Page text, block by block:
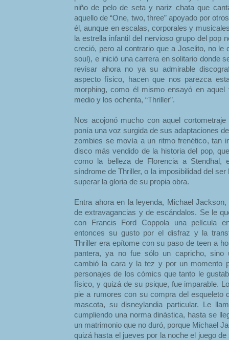
niño de pelo de seta y nariz chata que
aquello de “One, two, three” apoyado por
él, aunque en escalas, corporales y
la estrella infantil del nervioso grupo del pop
creció, pero al contrario que a Joselito, no le
soul), e inició una carrera en solitario donde
revisar ahora no ya su admirable
aspecto físico, hacen que nos parezca
morphing, como él mismo ensayó en aquel
medio y los ochenta, “Thriller”.
Nos acojonó mucho con aquel
ponía una voz surgida de sus adaptaciones
zombies se movía a un ritmo frenético, tan
disco más vendido de la historia del pop,
como la belleza de Florencia a Stendhal,
síndrome de Thriller, o la imposibilidad del
superar la gloria de su propia obra.
Entra ahora en la leyenda, Michael
de extravagancias y de escándalos. Se le
con Francis Ford Coppola una película
entonces su gusto por el disfraz y la
Thriller era epítome con su paso de teen a
pantera, ya no fue sólo un capricho, sino
cambió la cara y la tez y por un momento
personajes de los cómics que tanto le
físico, y quizá de su psique, fue imparable.
pie a rumores con su compra del esqueleto
mascota, su disneylandia particular. Le
cumpliendo una norma dinástica, hasta se
un matrimonio que no duró, porque Michael
quizá hasta el jueves por la noche el juego